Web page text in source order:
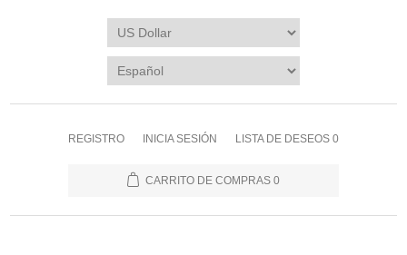
REGISTRO INICIA SESIÓN LISTA DE DESEOS 0
CARRITO DE COMPRAS 0